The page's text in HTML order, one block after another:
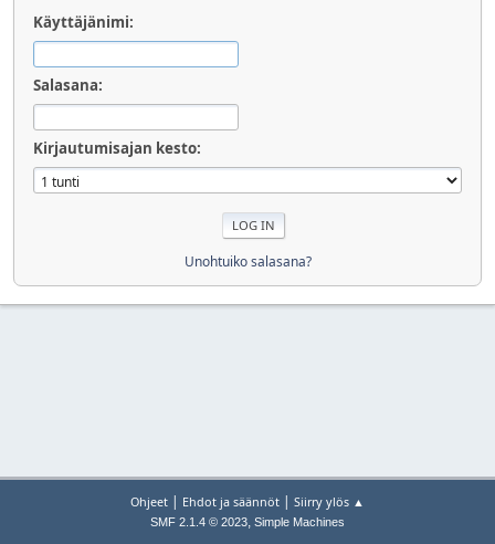
Käyttäjänimi:
Salasana:
Kirjautumisajan kesto:
Unohtuiko salasana?
Ohjeet | Ehdot ja säännöt | Siirry ylös ▲
SMF 2.1.4 © 2023, Simple Machines